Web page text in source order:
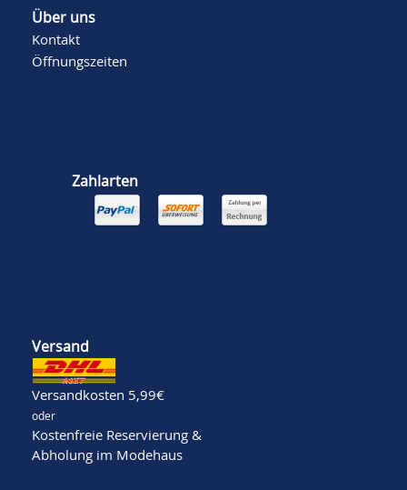
Über uns
Kontakt
Öffnungszeiten
Zahlarten
Versand
Versandkosten 5,99€
oder
Kostenfreie Reservierung &
Abholung im Modehaus